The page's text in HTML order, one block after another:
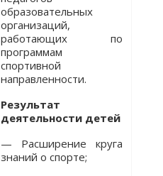
образовательных
организаций,
работающих по
программам
спортивной
направленности.
Результат
деятельности детей
— Расширение круга
знаний о спорте;